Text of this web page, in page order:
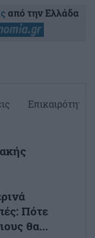
από την Ελλάδα
Επικαιρότητα
Πότε
θα...